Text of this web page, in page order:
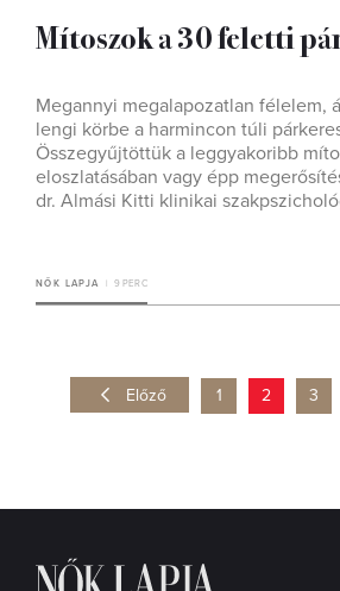
Mítoszok a 30 feletti
Megannyi megalapozatlan félelem,
lengi körbe a harmincon túli
Összegyűjtöttük a leggyakoribb
eloszlatásában vagy épp
dr. Almási Kitti klinikai
NŐK LAPJA 9 PERC
Előző 1 2 3